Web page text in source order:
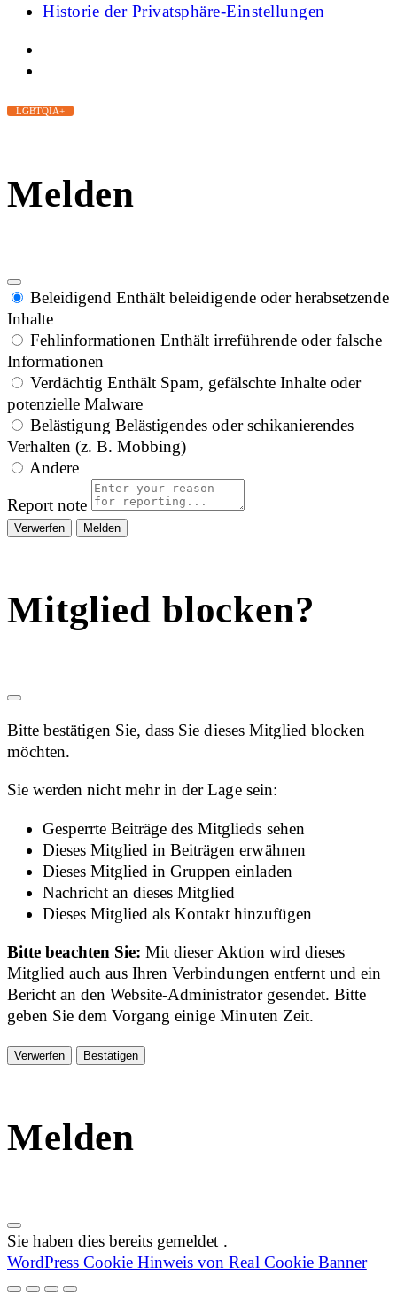
Historie der Privatsphäre-Einstellungen
LGBTQIA+
Melden
Beleidigend Enthält beleidigende oder herabsetzende
Inhalte
Fehlinformationen Enthält irreführende oder falsche
Informationen
Verdächtig Enthält Spam, gefälschte Inhalte oder
potenzielle Malware
Belästigung Belästigendes oder schikanierendes
Verhalten (z. B. Mobbing)
Andere
Report note
Melden
Mitglied blocken?
Bitte bestätigen Sie, dass Sie dieses Mitglied blocken
möchten.
Sie werden nicht mehr in der Lage sein:
Gesperrte Beiträge des Mitglieds sehen
Dieses Mitglied in Beiträgen erwähnen
Dieses Mitglied in Gruppen einladen
Nachricht an dieses Mitglied
Dieses Mitglied als Kontakt hinzufügen
Bitte beachten Sie:Mit dieser Aktion wird dieses
Mitglied auch aus Ihren Verbindungen entfernt und ein
Bericht an den Website-Administrator gesendet. Bitte
geben Sie dem Vorgang einige Minuten Zeit.
Bestätigen
Melden
Sie haben dies bereits gemeldet .
WordPress Cookie Hinweis von Real Cookie Banner